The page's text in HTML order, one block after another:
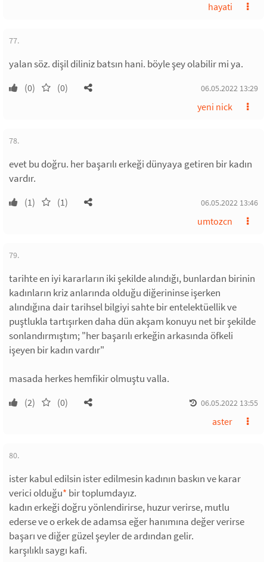
hayati
77.
yalan söz. dişil diliniz batsın hani. böyle şey olabilir mi ya.
(0) (0) 06.05.2022 13:29
yeni nick
78.
evet bu doğru. her başarılı erkeği dünyaya getiren bir kadın
vardır.
(1) (1) 06.05.2022 13:46
umtozcn
79.
tarihte en iyi kararların iki şekilde alındığı, bunlardan birinin
kadınların kriz anlarında olduğu diğerininse işerken
alındığına dair tarihsel bilgiyi sahte bir entelektüellik ve
puştlukla tartışırken daha dün akşam konuyu net bir şekilde
sonlandırmıştım; "her başarılı erkeğin arkasında öfkeli
işeyen bir kadın vardır"
masada herkes hemfikir olmuştu valla.
(2) (0) 06.05.2022 13:55
aster
80.
ister kabul edilsin ister edilmesin kadının baskın ve karar
verici olduğu* bir toplumdayız.
kadın erkeği doğru yönlendirirse, huzur verirse, mutlu
ederse ve o erkek de adamsa eğer hanımına değer verirse
başarı ve diğer güzel şeyler de ardından gelir.
karşılıklı saygı kafi.